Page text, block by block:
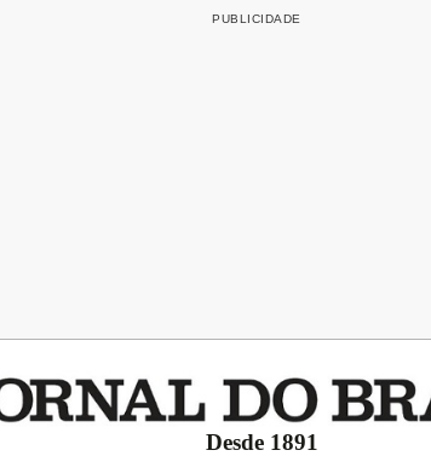
Desde 1891